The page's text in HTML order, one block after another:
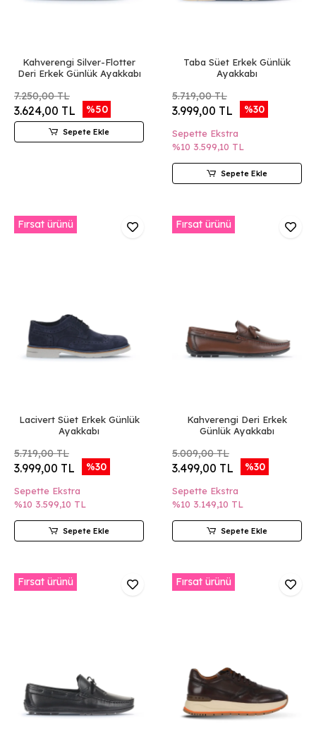
Kahverengi Silver-Flotter
Deri Erkek Günlük Ayakkabı
7.250,00 TL
3.624,00 TL %50
Sepete Ekle
Taba Süet Erkek Günlük
Ayakkabı
5.719,00 TL
3.999,00 TL %30
Sepette Ekstra
%10 3.599,10 TL
Sepete Ekle
Fırsat ürünü
Lacivert Süet Erkek Günlük
Ayakkabı
5.719,00 TL
3.999,00 TL %30
Sepette Ekstra
%10 3.599,10 TL
Sepete Ekle
Fırsat ürünü
Kahverengi Deri Erkek
Günlük Ayakkabı
5.009,00 TL
3.499,00 TL %30
Sepette Ekstra
%10 3.149,10 TL
Sepete Ekle
Fırsat ürünü Fırsat ürünü